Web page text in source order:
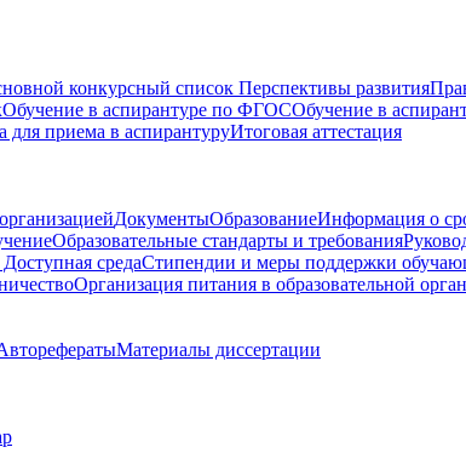
конкурсный список Перспективы развития
Обучение в аспирантуре по ФГОСОбучение в
для приема в аспирантуруИтоговая аттестация
ДокументыОбразованиеИнформация о
Образовательные стандарты и требования
средаСтипендии и меры поддержки
Организация питания в образовательной
Материалы диссертации